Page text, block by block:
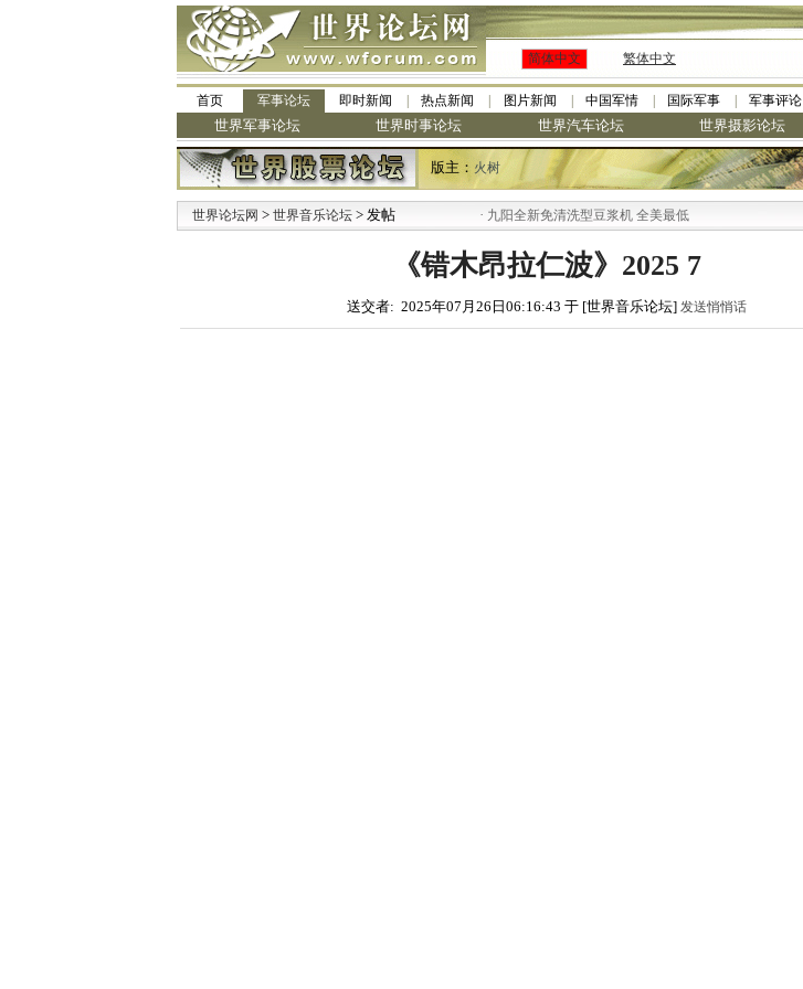
简体中文 繁体中文
首页 军事论坛 即时新闻 热点新闻 图片新闻 中国军情 国际军事 军事评论
世界军事论坛 世界时事论坛 世界汽车论坛 世界摄影论坛
版主： 火树
世界论坛网 > 世界音乐论坛 > 发帖 九阳全新免清洗型豆浆机 全美最低
《错木昂拉仁波》2025 7
送交者: 2025年07月26日06:16:43 于 [世界音乐论坛] 发送悄悄话